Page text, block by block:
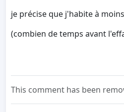
je précise que j'habite à
(combien de temps avant
This comment has been